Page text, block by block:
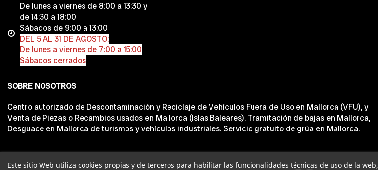
De lunes a viernes de 8:00 a 13:30 y
de 14:30 a 18:00
Sábados de 9:00 a 13:00
DEL 5 AL 31 DE AGOSTO:
De lunes a viernes de 7:00 a 15:00
Sábados cerrados
Este sitio Web utiliza cookies propias y de terceros para habilitar las funcionalidades técnicas de uso de la web,
SOBRE NOSOTROS
Centro autorizado de Descontaminación y Reciclaje de Vehículos Fuera de Uso en Mallorca (VFU), y
Venta de Piezas o Recambios usados en Mallorca (Islas Baleares). Tramitación de bajas en Mallorca,
Desguace en Mallorca de turismos y vehículos industriales. Servicio gratuito de grúa en Mallorca.